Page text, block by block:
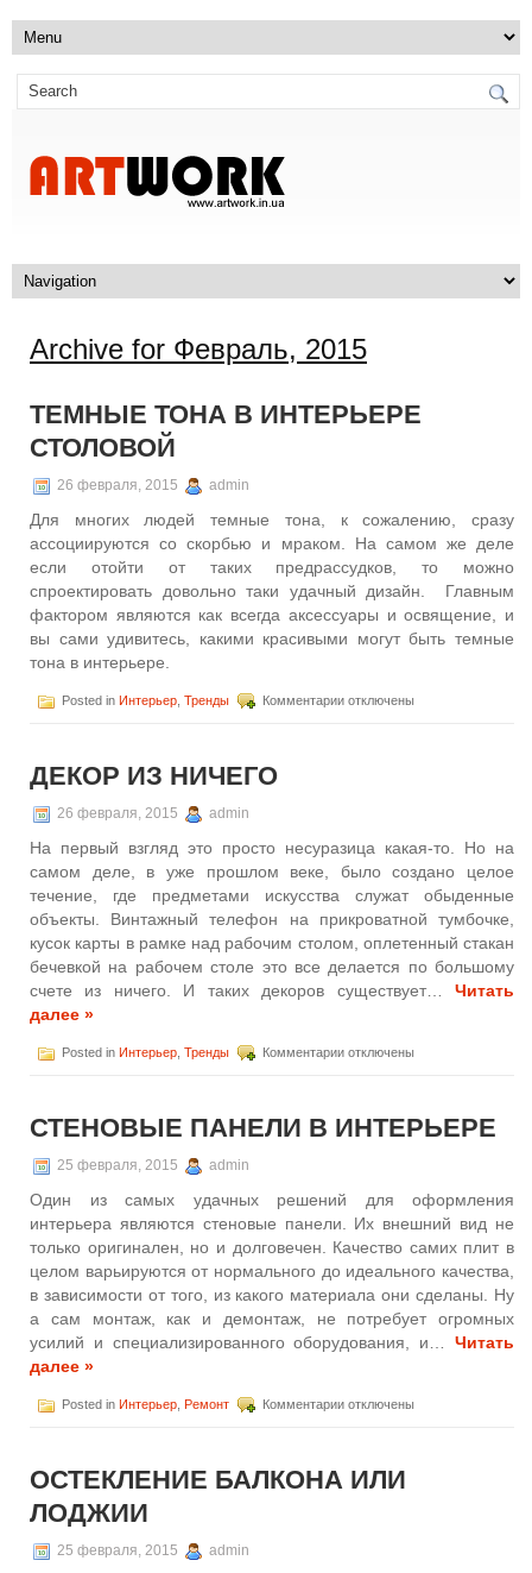
Archive for Февраль, 2015
ТЕМНЫЕ ТОНА В ИНТЕРЬЕРЕ
СТОЛОВОЙ
26 февраля, 2015 admin
Для многих людей темные тона, к сожалению, сразу
ассоциируются со скорбью и мраком. На самом же деле
если отойти от таких предрассудков, то можно
спроектировать довольно таки удачный дизайн. Главным
фактором являются как всегда аксессуары и освящение, и
вы сами удивитесь, какими красивыми могут быть темные
тона в интерьере.
Posted in Интерьер Тренды Комментариикотключены
ДЕКОР ИЗ НИЧЕГО
26 февраля, 2015 admin
На первый взгляд это просто несуразица какая-то. Но на
самом деле, в уже прошлом веке, было создано целое
течение, где предметами искусства служат обыденные
объекты. Винтажный телефон на прикроватной тумбочке,
кусок карты в рамке над рабочим столом, оплетенный стакан
бечевкой на рабочем столе это все делается по большому
счете из ничего. И таких декоров существует… Читать
далее »
Posted in Интерьер Тренды Комментариик
ничего
отключены
СТЕНОВЫЕ ПАНЕЛИ В ИНТЕРЬЕРЕ
25 февраля, 2015 admin
Один из самых удачных решений для оформления
интерьера являются стеновые панели. Их внешний вид не
только оригинален, но и долговечен. Качество самих плит в
целом варьируются от нормального до идеального качества,
в зависимости от того, из какого материала они сделаны. Ну
а сам монтаж, как и демонтаж, не потребует огромных
усилий и специализированного оборудования, и… Читать
далее »
Posted in Интерьер Ремонт Комментариикотключены
ОСТЕКЛЕНИЕ БАЛКОНА ИЛИ
ЛОДЖИИ
25 февраля, 2015 admin